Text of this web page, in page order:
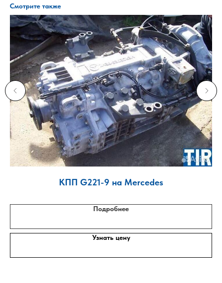
Смотрите также
КПП G221-9 на Mercedes
Подробнее
Узнать цену